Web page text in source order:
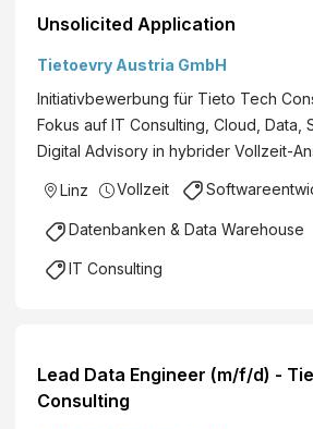
Unsolicited Application
Tietoevry Austria GmbH
Initiativbewerbung für Tieto Tech
Fokus auf IT Consulting, Cloud, Data,
Digital Advisory in hybrider Vollzeit-
Linz Vollzeit
Datenbanken & Data Warehouse
IT Consulting
Lead Data Engineer (m/f/d) -
Consulting